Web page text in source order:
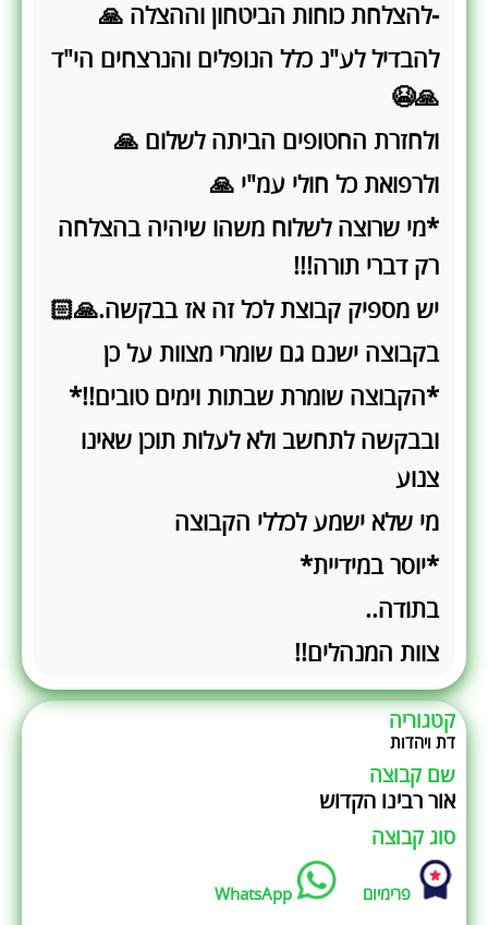
-להצלחת כוחות הביטחון וההצלה 🙏
להבדיל לע"נ כלל הנופלים והנרצחים הי"ד
🙏😭
ולחזרת החטופים הביתה לשלום 🙏
ולרפואת כל חולי עמ"י 🙏
*מי שרוצה לשלוח משהו שיהיה בהצלחה
רק דברי תורה!!!
יש מספיק קבוצת לכל זה אז בבקשה.🙏🏻
בקבוצה ישנם גם שומרי מצוות על כן
*הקבוצה שומרת שבתות וימים טובים!!*
ובבקשה לתחשב ולא לעלות תוכן שאינו
צנוע
מי שלא ישמע לכללי הקבוצה
*יוסר במידיית*
בתודה..
צוות המנהלים!!
קטגוריה
דת ויהדות
שם קבוצה
אור רבינו הקדוש
סוג קבוצה
פרימיום WhatsApp